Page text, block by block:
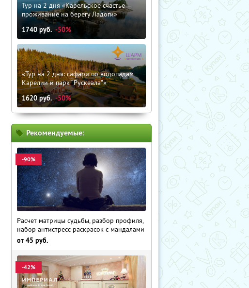
Тур на 2 дня «Карельское счастье —
проживание на берегу Ладоги»
1740 руб. -50%
«Тур на 2 дня: сафари по водопадам
Карелии и парк “Рускеала"»
1620руб. -50%
Рекомендуемые:
-90%
Расчет матрицы судьбы, разбор профиля,
набор антистресс-раскрасок с мандалами
от 45 руб.
-42%